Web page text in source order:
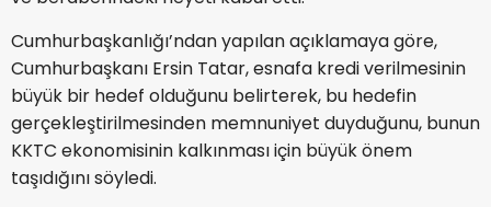
Cumhurbaşkanlığı’ndan yapılan açıklamaya göre,
Cumhurbaşkanı Ersin Tatar, esnafa kredi verilmesinin
büyük bir hedef olduğunu belirterek, bu hedefin
gerçekleştirilmesinden memnuniyet duyduğunu, bunun
KKTC ekonomisinin kalkınması için büyük önem
taşıdığını söyledi.